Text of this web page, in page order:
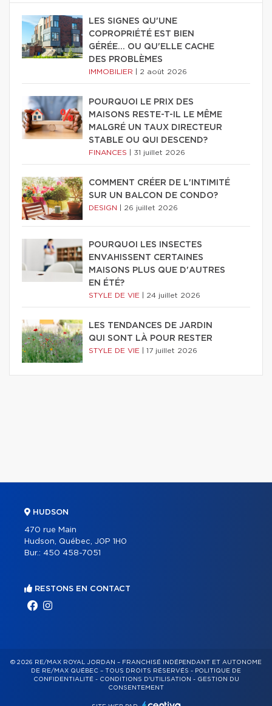
LES SIGNES QU'UNE
COPROPRIÉTÉ EST BIEN
GÉRÉE… OU QU'ELLE CACHE
DES PROBLÈMES
IMMOBILIER 2 août 2026
POURQUOI LE PRIX DES
MAISONS RESTE-T-IL LE MÊME
MALGRÉ UN TAUX DIRECTEUR
STABLE OU QUI DESCEND?
FINANCES 31 juillet 2026
COMMENT CRÉER DE L'INTIMITÉ
SUR UN BALCON DE CONDO?
DESIGN 26 juillet 2026
POURQUOI LES INSECTES
ENVAHISSENT CERTAINES
MAISONS PLUS QUE D'AUTRES
EN ÉTÉ?
STYLE DE VIE 24 juillet 2026
LES TENDANCES DE JARDIN
QUI SONT LÀ POUR RESTER
STYLE DE VIE 17 juillet 2026
HUDSON
470 rue Main
Hudson, Québec, J0P 1H0
Bur.: 450 458-7051
RESTONS EN CONTACT
© 2026 RE/MAX ROYAL JORDAN – FRANCHISÉ INDÉPENDANT ET AUTONOME
DE RE/MAX QUÉBEC – TOUS DROITS RÉSERVÉS - POLITIQUE DE
CONFIDENTIALITÉ- CONDITIONS D'UTILISATION - GESTION DU
CONSENTEMENT